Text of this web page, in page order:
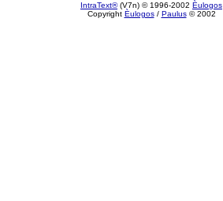
IntraText®(V7n) © 1996-2002 Èulogos
Copyright Èulogos/ Paulus© 2002